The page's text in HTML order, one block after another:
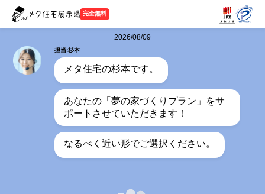
完全無料
2026/08/09
担当:杉本
メタ住宅の杉本です。
あなたの「夢の家づくりプラン」をサ
ポートさせていただきます！
なるべく近い形でご選択ください。